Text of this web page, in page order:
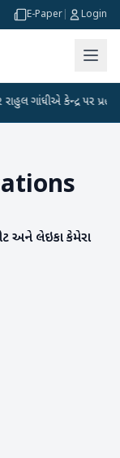
E-Paper Login
ગાંધીએ કેન્દ્ર પર પ્રહાર
અને લેઇકા કેમેરા